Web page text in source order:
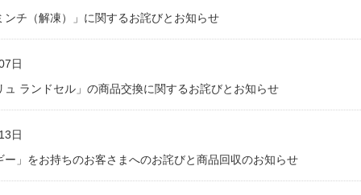
ンチ（解凍）」に関するお詫びとお知らせ
日
ュ ランドセル」の商品交換に関するお詫びとお知らせ
日
ー」をお持ちのお客さまへのお詫びと商品回収のお知らせ